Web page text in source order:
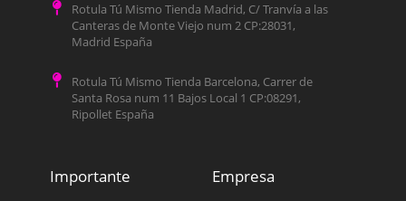
Rotula Tú Mismo Tienda Madrid, C/ Tranvía a las
Canteras de Monte Viejo num 2 CP:28031,
Madrid España
Rotula Tú Mismo Tienda Barcelona, Carrer de
Santa Rosa num 11 Bajos Local 1 CP:08291,
Ripollet España
Importante Empresa